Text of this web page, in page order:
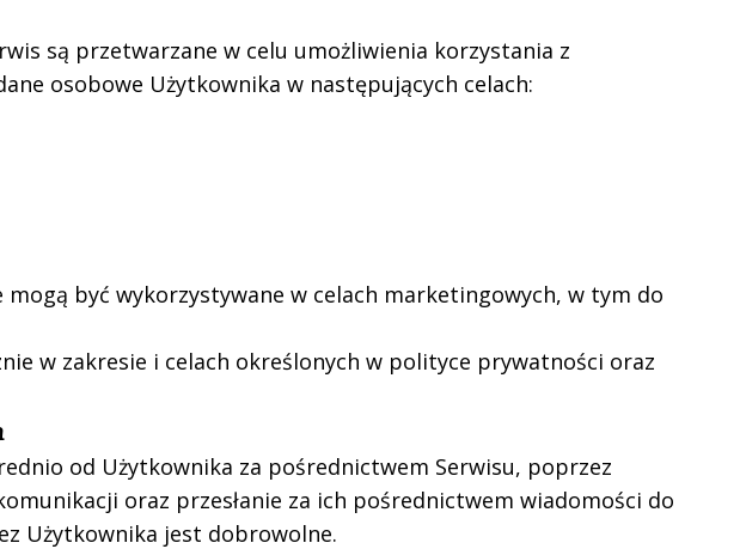
są przetwarzane w celu umożliwienia korzystania z
osobowe Użytkownika w następujących celach:
być wykorzystywane w celach marketingowych, w tym do
w zakresie i celach określonych w polityce prywatności oraz
od Użytkownika za pośrednictwem Serwisu, poprzez
oraz przesłanie za ich pośrednictwem wiadomości do
Użytkownika jest dobrowolne.